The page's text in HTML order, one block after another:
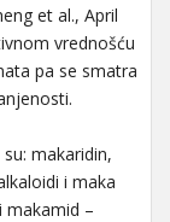
et al., April
vrednošću
pa se smatra
makaridin,
i maka
makamid –